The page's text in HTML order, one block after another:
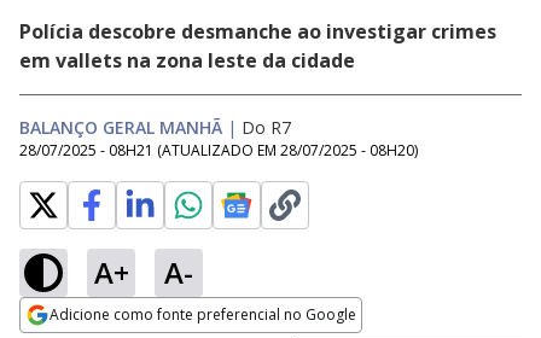
Polícia descobre desmanche ao investigar crimes
em vallets na zona leste da cidade
BALANÇO GERAL MANHÃ | Do R7
28/07/2025 - 08H21 (ATUALIZADO EM 28/07/2025 - 08H20)
A+ A-
Adicione como fonte preferencial no Google
Ativar
Loaded
66.19%